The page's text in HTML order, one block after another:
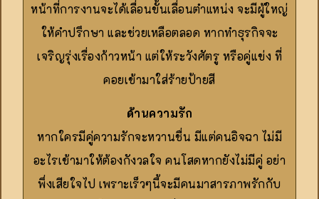
หน้าที่การงานจะได้เลื่อนขั้นเลื่อนตำแหน่ง จะมีผู้ใหญ่
ให้คำปรึกษา และช่วยเหลือตลอด หากทำธุรกิจจะ
เจริญรุ่งเรื่องก้าวหน้า แต่ให้ระวังศัตรู หรือคู่แข่ง ที่
คอยเข้ามาใส่ร้ายป้ายสี
ด้านความรัก
หากใครมีคู่ความรักจะหวานชื่น มีแต่คนอิจฉา ไม่มี
อะไรเข้ามาให้ต้องกังวลใจ คนโสดหากยังไม่มีคู่ อย่า
พึ่งเสียใจไป เพราะเร็วๆนี้จะมีคนมาสารภาพรักกับ